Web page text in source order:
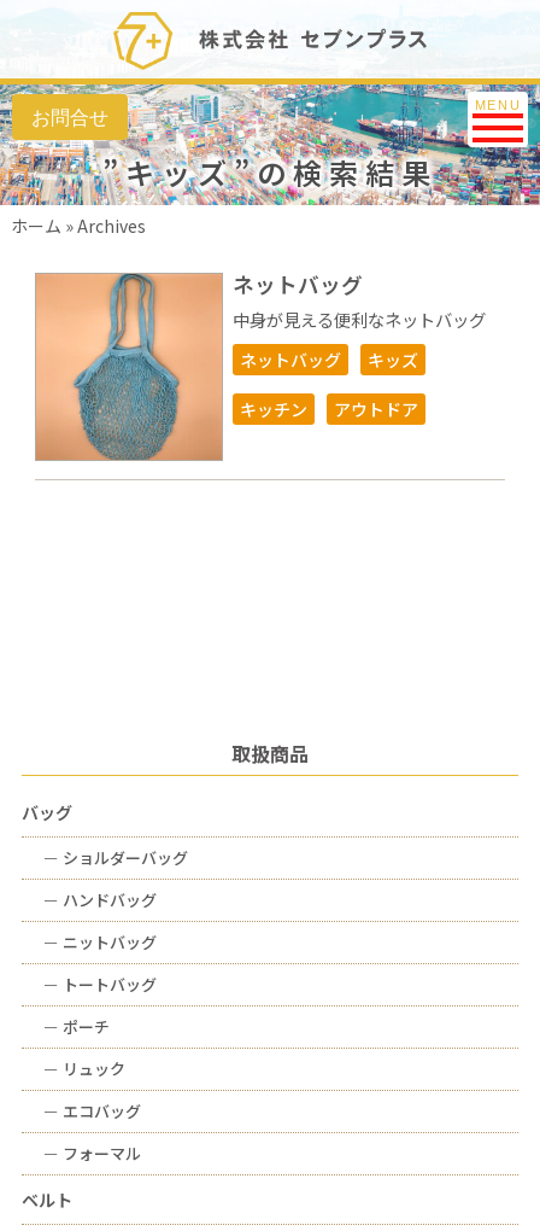
Toggle
MENU
”キッズ”の検索結果
ホーム »Archives
ネットバッグ
中身が見える便利なネットバッグ
ネットバッグ キッズ
キッチン アウトドア
取扱商品
バッグ
ー ショルダーバッグ
ー ハンドバッグ
ー ニットバッグ
ー トートバッグ
ー ポーチ
ー リュック
ー エコバッグ
ー フォーマル
ベルト